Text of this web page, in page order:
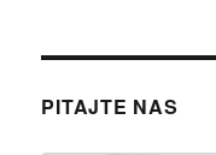
PITAJTE NAS